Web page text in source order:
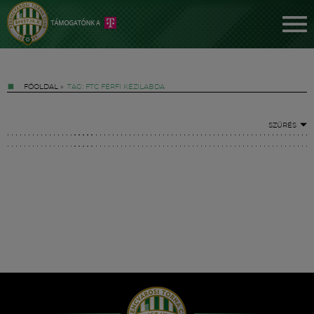
FŐOLDAL » TAG: FTC FÉRFI KÉZILABDA
SZŰRÉS
Hírek